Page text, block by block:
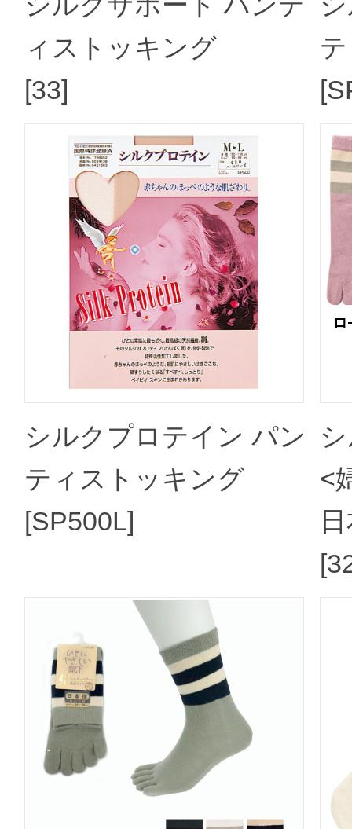
ィストッキング
[33]
シルクプロテイン パン
ティストッキング
[SP500L]
<